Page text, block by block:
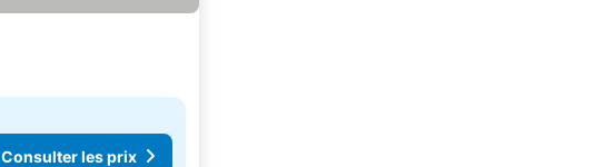
Consulter les prix